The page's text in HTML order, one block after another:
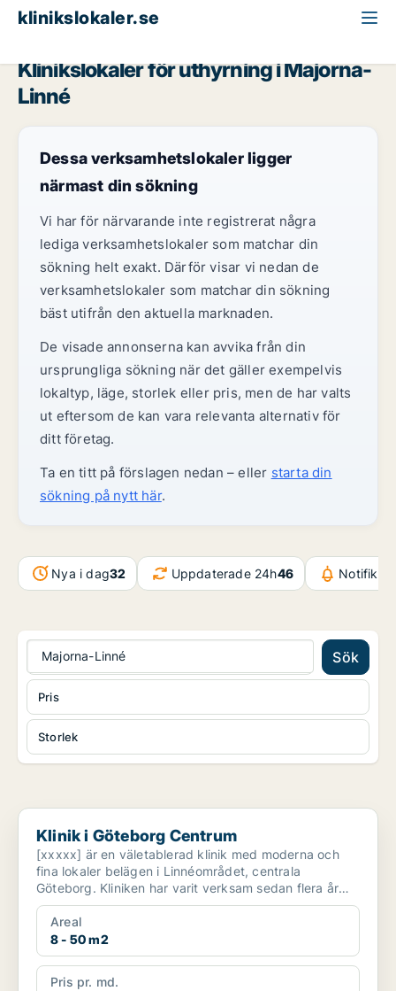
klinikslokaler.se
Klinikslokaler för uthyrning i Majorna-
Linné
Dessa verksamhetslokaler ligger
närmast din sökning
Vi har för närvarande inte registrerat några
lediga verksamhetslokaler som matchar din
sökning helt exakt. Därför visar vi nedan de
verksamhetslokaler som matchar din sökning
bäst utifrån den aktuella marknaden.
De visade annonserna kan avvika från din
ursprungliga sökning när det gäller exempelvis
lokaltyp, läge, storlek eller pris, men de har valts
ut eftersom de kan vara relevanta alternativ för
ditt företag.
Ta en titt på förslagen nedan – eller starta din
sökning på nytt här.
Nya i dag32 Uppdaterade 24h46
Majorna-Linné Sök
Storlek
Pris
Klinik i Göteborg Centrum
Klinik i Göteborg Centrum
[xxxxx] är en väletablerad klinik med moderna och
fina lokaler belägen i Linnéområdet, centrala
Göteborg. Kliniken har varit verksam sedan flera år
tillbaka....
Areal
8 - 50 m2
Pris pr. md.